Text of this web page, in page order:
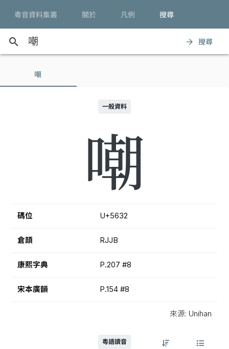
粵音資料集叢 關於 凡例 搜尋
search arrow_forward 搜尋
嘲
一般資料
嘲
碼位 U+5632
倉頡 RJJB
康熙字典 P.207 #8
宋本廣韻 P.154 #8
來源: Unihan
粵語讀音